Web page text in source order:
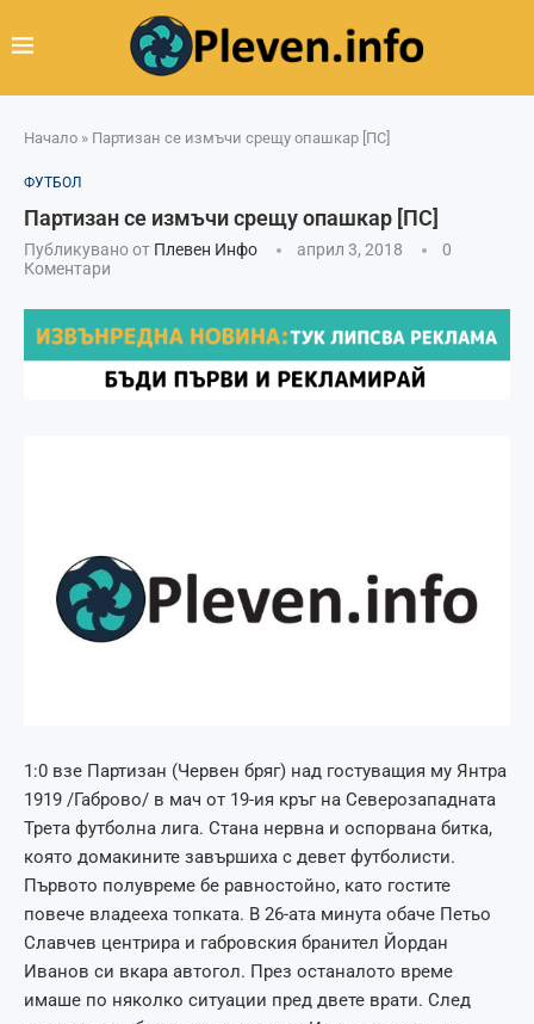
Начало » Партизан се измъчи срещу опашкар [ПС]
ФУТБОЛ
Партизан се измъчи срещу опашкар [ПС]
Публикувано от Плевен Инфо април 3, 2018
0
Коментари
1:0 взе Партизан (Червен бряг) над гостуващия му Янтра
1919 /Габрово/ в мач от 19-ия кръг на Северозападната
Трета футболна лига. Стана нервна и оспорвана битка,
която домакините завършиха с девет футболисти.
Първото полувреме бе равностойно, като гостите
повече владееха топката. В 26-ата минута обаче Петьо
Славчев центрира и габровския бранител Йордан
Иванов си вкара автогол. През останалото време
имаше по няколко ситуации пред двете врати. След